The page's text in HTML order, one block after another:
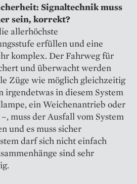
­Signaltechnik muss
sein, korrekt?
allerhöchste
erfüllen und eine
komplex. Der Fahrweg für
und überwacht werden
Züge wie möglich gleichzeitig
irgendetwas in diesem System
ein Weichenantrieb oder
muss der Ausfall vom System
und es muss sicher
darf sich nicht einfach
sind sehr